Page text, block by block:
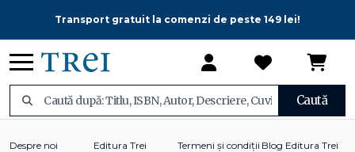
Transport gratuit la comenzi de peste 149 lei!
Caută
Despre noi
Editura Trei
Termeni și condiții Blog Editura Trei